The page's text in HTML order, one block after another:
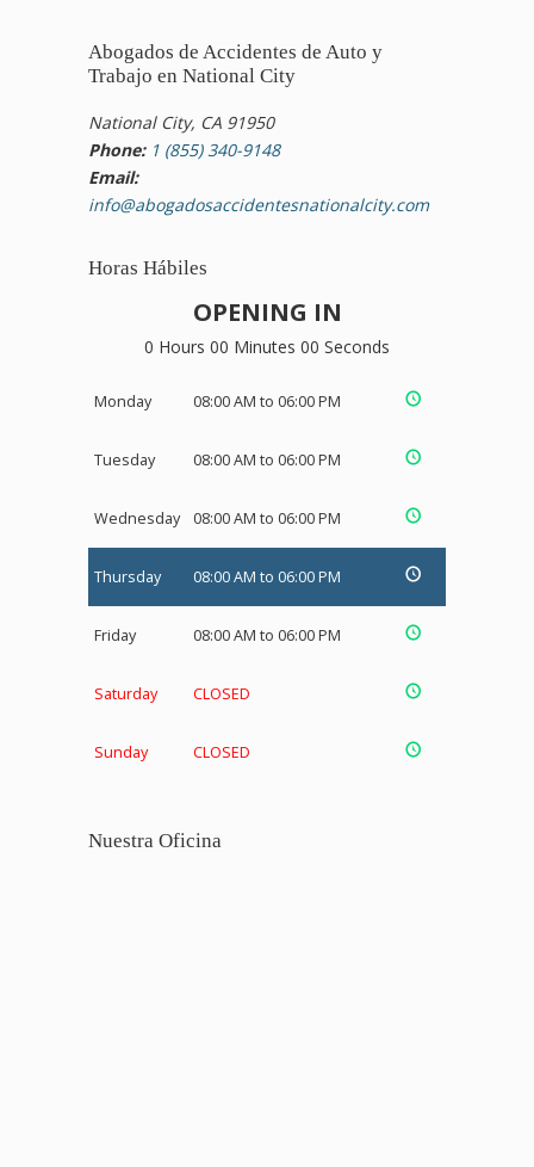
Abogados de Accidentes de Auto y
Trabajo en National City
National City, CA 91950
Phone: 1 (855) 340-9148
Email:
info@abogadosaccidentesnationalcity.com
Horas Hábiles
OPENING IN
0 Hours 00 Minutes 00 Seconds
Monday 08:00 AM to 06:00 PM
Tuesday 08:00 AM to 06:00 PM
Wednesday 08:00 AM to 06:00 PM
Thursday 08:00 AM to 06:00 PM
Friday 08:00 AM to 06:00 PM
Saturday CLOSED
Sunday CLOSED
Nuestra Oficina